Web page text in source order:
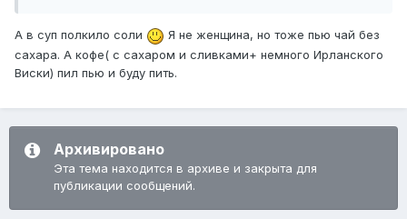
А в суп полкило соли
Я не женщина, но тоже пью чай без
сахара. А кофе( с сахаром и сливками+ немного Ирланского
Виски) пил пью и буду пить.
Архивировано
Эта тема находится в архиве и закрыта для
публикации сообщений.